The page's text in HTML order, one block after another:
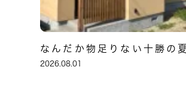
なんだか物足りない十勝の夏
2026.08.01